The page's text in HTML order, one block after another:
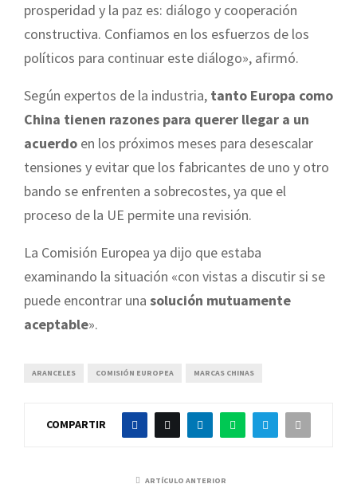
prosperidad y la paz es: diálogo y cooperación
constructiva. Confiamos en los esfuerzos de los
políticos para continuar este diálogo», afirmó.
Según expertos de la industria, tanto Europa como
China tienen razones para querer llegar a un
acuerdo en los próximos meses para desescalar
tensiones y evitar que los fabricantes de uno y otro
bando se enfrenten a sobrecostes, ya que el
proceso de la UE permite una revisión.
La Comisión Europea ya dijo que estaba
examinando la situación «con vistas a discutir si se
puede encontrar una solución mutuamente
aceptable».
ARANCELES COMISIÓN EUROPEA MARCAS CHINAS
COMPARTIR
ARTÍCULO ANTERIOR